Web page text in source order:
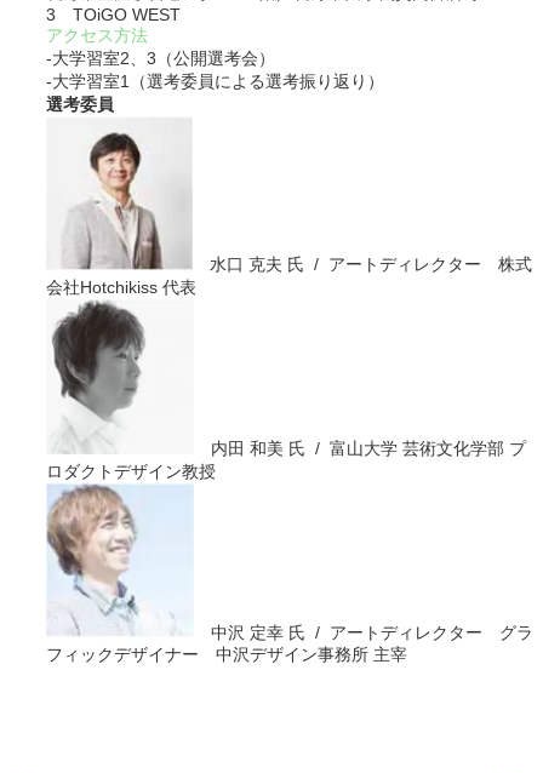
3 TOiGO WEST
アクセス方法
‐大学習室2、3（公開選考会）
‐大学習室1（選考委員による選考振り返り）
選考委員
水口 克夫 氏 / アートディレクター 株式
会社Hotchikiss 代表
内田 和美 氏 / 富山大学 芸術文化学部 プ
ロダクトデザイン教授
中沢 定幸 氏 / アートディレクター グラ
フィックデザイナー 中沢デザイン事務所 主宰